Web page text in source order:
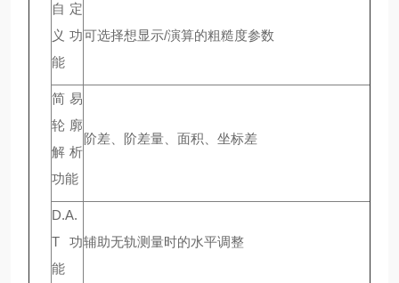
自定
义功
能
可选择想显示/演算的粗糙度参数
简易
轮廓
解析
功能
阶差、阶差量、面积、坐标差
D.A.
T功
能
辅助无轨测量时的水平调整